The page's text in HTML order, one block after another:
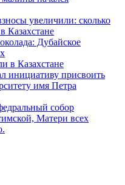
увеличили: сколько
Казахстане
Дубайское
в Казахстане
инициативу присвоить
имя Петра
собор
Матери всех